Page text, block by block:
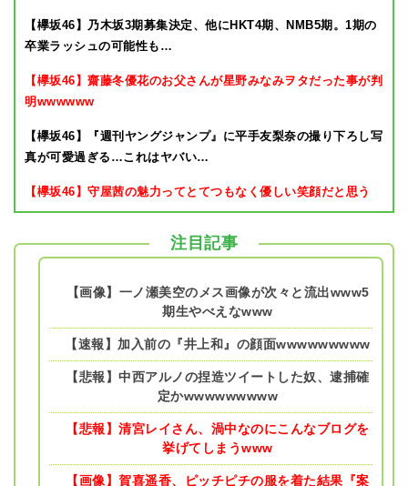
【欅坂46】乃木坂3期募集決定、他にHKT4期、NMB5期。1期の
卒業ラッシュの可能性も…
【欅坂46】齋藤冬優花のお父さんが星野みなみヲタだった事が判
明wwwwww
【欅坂46】『週刊ヤングジャンプ』に平手友梨奈の撮り下ろし写
真が可愛過ぎる…これはヤバい…
【欅坂46】守屋茜の魅力ってとてつもなく優しい笑顔だと思う
注目記事
【画像】一ノ瀬美空のメス画像が次々と流出www5
期生やべえなwww
【速報】加入前の『井上和』の顔面wwwwwwwww
【悲報】中西アルノの捏造ツイートした奴、逮捕確
定かwwwwwwwww
【悲報】清宮レイさん、渦中なのにこんなブログを
挙げてしまうwww
【画像】賀喜遥香、ピッチピチの服を着た結果『案